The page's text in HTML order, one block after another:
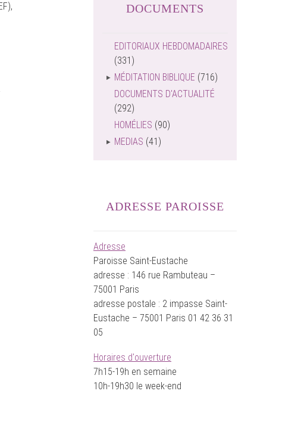
DOCUMENTS
EDITORIAUX HEBDOMADAIRES
(331)
MÉDITATION BIBLIQUE (716)
DOCUMENTS D'ACTUALITÉ
(292)
HOMÉLIES (90)
MEDIAS (41)
ADRESSE PAROISSE
Adresse
Paroisse Saint-Eustache
adresse : 146 rue Rambuteau –
75001 Paris
adresse postale : 2 impasse Saint-
Eustache – 75001 Paris 01 42 36 31
05
Horaires d'ouverture
7h15-19h en semaine
10h-19h30 le week-end